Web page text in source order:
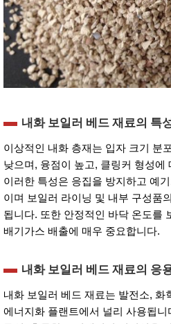
내화 보일러 베드 재료의 특
이상적인 내화 층재는 입자 크기 분
낮으며, 융점이 높고, 클링커 형성에
이러한 특성은 응집을 방지하고 예
이며 보일러 라이닝 및 내부 구성품
됩니다. 또한 안정적인 바닥 온도를
배기가스 배출에 매우 중요합니다.
내화 보일러 베드 재료의 응
내화 보일러 베드 재료는 발전소, 화
에너지화 플랜트에서 널리 사용됩